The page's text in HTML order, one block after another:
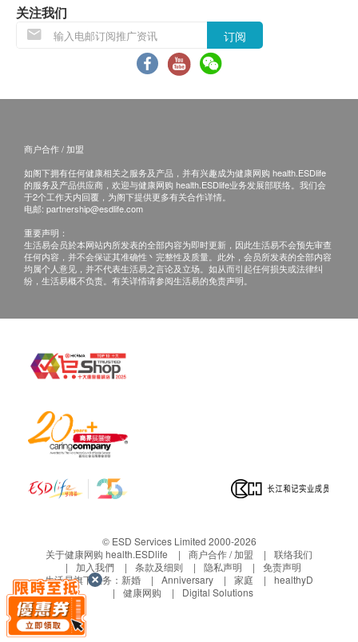
本套餐仅适用于首次至深圳爱尔眼科医院/深圳滨
海爱尔眼科医院的新客户，且套餐内项目仅限一次
性使用，不可分次核销。
此套餐不包括后续治疗费、药费或额外检查项目的
费用。
理），深圳爱尔眼科医院/深圳滨海爱尔眼科医院
保留收取额外费用的权利。
终解释权及修改条款的权利，最新条款以官方网站
公布为准。
# 温馨提示：检查前请保持正常作息，如有特殊病史
如有争议，健康网购health.ESDlife及深圳爱尔眼科医
所有健康检查/服务并非作为医疗诊断或治疗用
途。当阁下身体健康出现任何疾病征兆时，应立即
谵询有认可资格的医生，作出诊断及治疗。
health.ESDlife】并没有经营或提供本服务/产品。
产品而引致的损失、损害、受伤或法律诉讼，健康
网购health.ESDlife概不负责。一切有关的索偿或
查询，须向提供服务之体检中心或商家提出。
关注我们
订阅
商户合作 / 加盟
如阁下拥有任何健康相关之服务及产品，并有兴趣成为健康网购 health.ESDlife
的服务及产品供应商，欢迎与健康网购 health.ESDlife业务发展部联络。我们会
于2个工作天内回覆，为阁下提供更多有关合作详情。
电邮: partnership@esdlife.com
重要声明：
生活易会员於本网站内所发表的全部内容为即时更新，因此生活易不会预先审查
任何内容，并不会保证其准确性丶完整性及质量。此外，会员所发表的全部内容
均属个人意见，并不代表生活易之言论及立场。如从而引起任何损失或法律纠
纷，生活易概不负责。有关详情请参阅生活易的免责声明。
© ESD Services Limited 2000-2026
关于健康网购 health.ESDlife
商户合作 / 加盟
联络我们
加入我們
条款及细则 隐私声明
免责声明
生活易旗下业务： 新婚 Anniversary 家庭
healthyD
健康网购
Digital Solutions